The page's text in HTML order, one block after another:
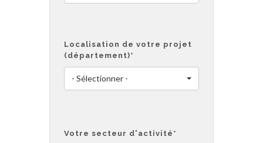
Localisation de votre projet
(département)*
- Sélectionner -
Votre secteur d'activité *